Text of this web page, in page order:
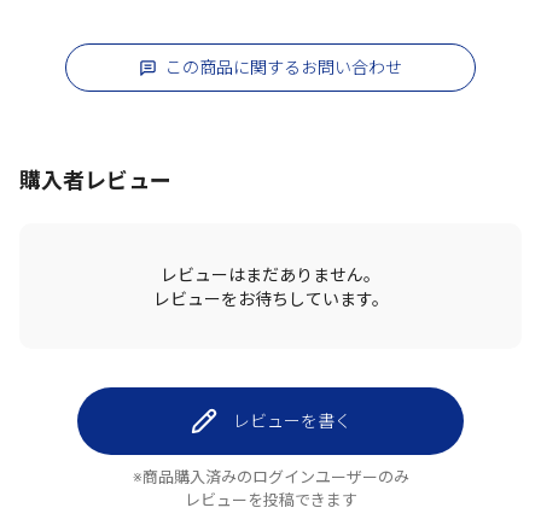
この商品に関するお問い合わせ
購入者レビュー
レビューはまだありません。
レビューをお待ちしています。
レビューを書く
※商品購入済みのログインユーザーのみ
レビューを投稿できます